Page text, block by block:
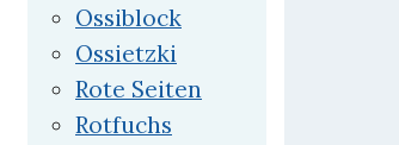
Ossiblock
Ossietzki
Rote Seiten
Rotfuchs